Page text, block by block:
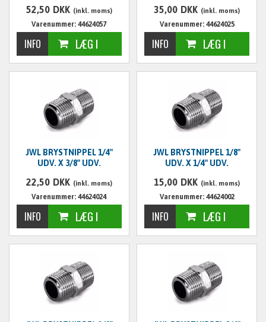
52,50 DKK (inkl. moms)
Varenummer: 44624057
35,00 DKK (inkl. moms)
Varenummer: 44624025
JWL BRYSTNIPPEL 1/4"
UDV. X 3/8" UDV.
22,50 DKK (inkl. moms)
Varenummer: 44624024
JWL BRYSTNIPPEL 1/8"
UDV. X 1/4" UDV.
15,00 DKK (inkl. moms)
Varenummer: 44624002